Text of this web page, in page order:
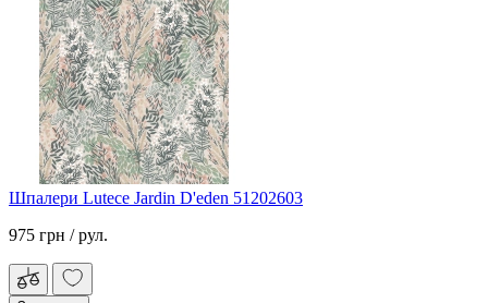
Шпалери Lutece Jardin D'eden 51202603
975 грн / рул.